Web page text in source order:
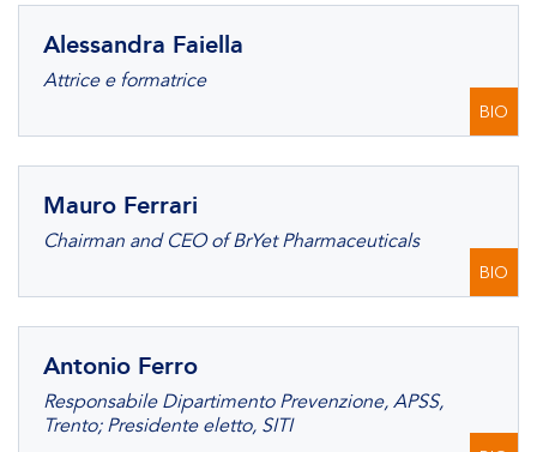
Alessandra Faiella
Attrice e formatrice
BIO
Mauro Ferrari
Chairman and CEO of BrYet Pharmaceuticals
BIO
Antonio Ferro
Responsabile Dipartimento Prevenzione, APSS,
Trento; Presidente eletto, SITI